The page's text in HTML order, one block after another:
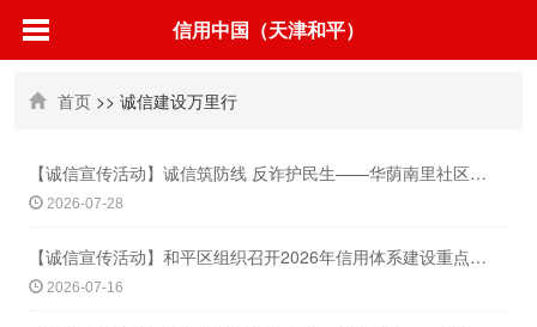
信用中国（天津和平）
首页 >> 诚信建设万里行
【诚信宣传活动】诚信筑防线 反诈护民生——华荫南里社区联合和平区检察院开展反诈普
2026-07-28
【诚信宣传活动】和平区组织召开2026年信用体系建设重点工作推动会
2026-07-16